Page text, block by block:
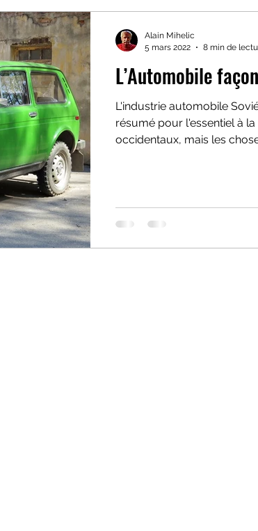
Religions et Mythologies
L’Automobile
L'industrie automobile
résumé pour l'essentiel à
occidentaux, mais les
Alain Mihelic
5 mars 2022
8 min de